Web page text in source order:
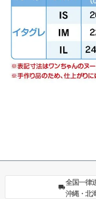
全国一律
沖縄・北